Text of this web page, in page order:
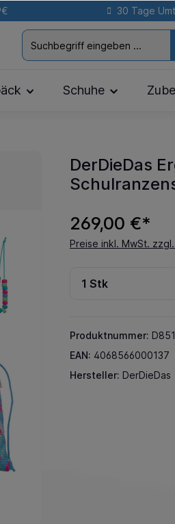
30 Tage
Schuhe
DerDieDas
269,00 €*
Preise inkl. MwSt.
Produktnummer:
EAN: 4068566000137
Hersteller: DerDieDas